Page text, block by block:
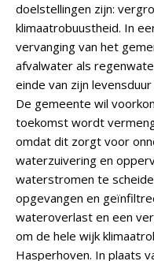
doelstellingen zijn:
klimaatrobuustheid. In
vervanging van het
afvalwater als
einde van zijn levensduur
De gemeente wil
toekomst wordt
omdat dit zorgt voor
waterzuivering en
waterstromen te
opgevangen en
wateroverlast en een
om de hele wijk
Hasperhoven. In plaats